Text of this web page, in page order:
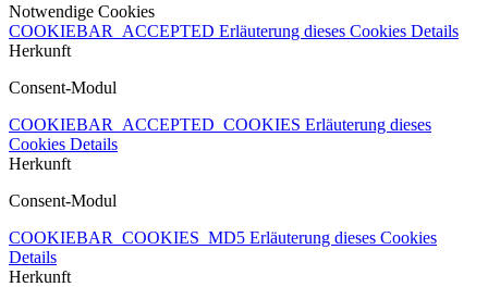
Notwendige Cookies
COOKIEBAR_ACCEPTED Erläuterung dieses Cookies Details
Herkunft
Consent-Modul
COOKIEBAR_ACCEPTED_COOKIES Erläuterung dieses
Cookies Details
Herkunft
Consent-Modul
COOKIEBAR_COOKIES_MD5 Erläuterung dieses Cookies
Details
Herkunft